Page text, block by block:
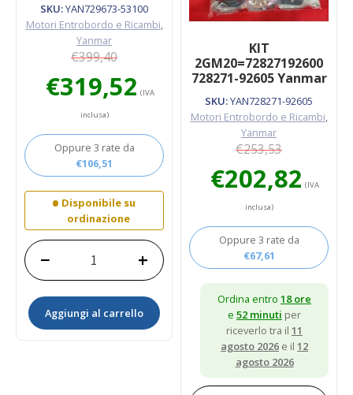
SKU:YAN729673-53100
Motori Entrobordo e Ricambi,
Yanmar
€399,40
prezzo
€399,40.
€319,52 prezzo
€319,52.
(IVA
inclusa)
Oppure 3 rate da
€106,51
Disponibile su
ordinazione
INIETTORE
COMPLETO
4JH3DTE
729673-
53100
− +
Aggiungi al carrello
KIT
2GM20=72827192600
728271-92605 Yanmar
SKU:YAN728271-92605
Motori Entrobordo e Ricambi,
Yanmar
€253,53
prezzo
€253,53.
€202,82 prezzo
€202,82.
(IVA
inclusa)
Oppure 3 rate da
€67,61
Ordina entro 18 ore
e 52 minuti per
riceverlo tra il 11
agosto 2026 e il 12
agosto 2026